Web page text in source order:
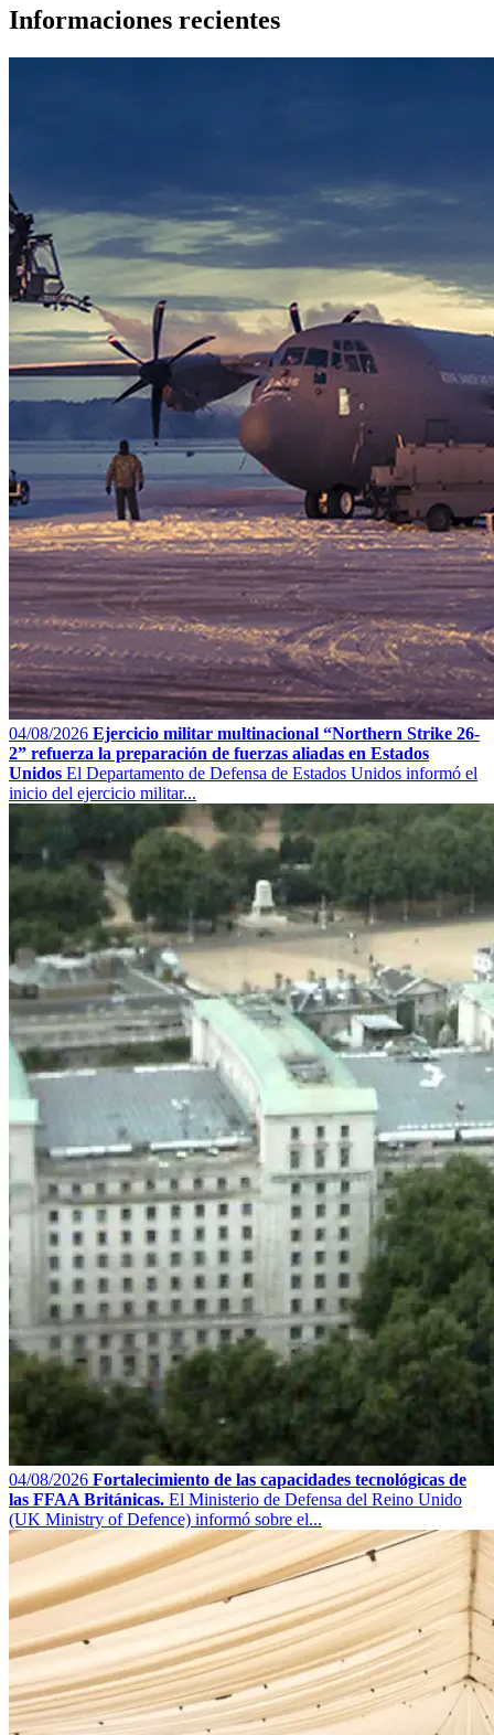
Informaciones recientes
04/08/2026 Ejercicio militar multinacional “Northern Strike 26-
2” refuerza la preparación de fuerzas aliadas en Estados
Unidos El Departamento de Defensa de Estados Unidos informó el
inicio del ejercicio militar...
04/08/2026 Fortalecimiento de las capacidades tecnológicas de
las FFAA Británicas. El Ministerio de Defensa del Reino Unido
(UK Ministry of Defence) informó sobre el...